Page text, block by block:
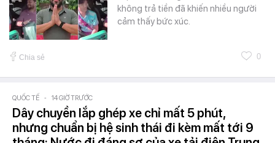
không trả tiền đã khiến nhiều người
cảm thấy bức xúc.
Chia sẻ 0
QUỐC TẾ - 14 GIỜ TRƯỚC
Dây chuyền lắp ghép xe chỉ mất 5 phút,
nhưng chuẩn bị hệ sinh thái đi kèm mất tới 9